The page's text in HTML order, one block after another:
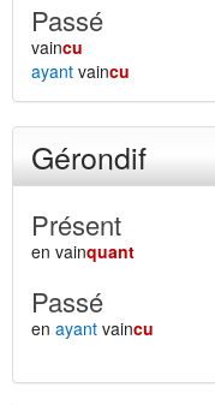
Passé
vaincu
ayant vaincu
Gérondif
Présent
en vainquant
Passé
en ayant vaincu